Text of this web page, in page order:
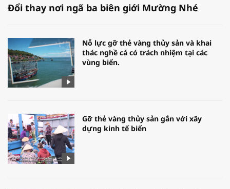
Đổi thay nơi ngã ba biên giới Mường Nhé
Nỗ lực gỡ thẻ vàng thủy sản và khai
thác nghề cá có trách nhiệm tại các
vùng biển.
Gỡ thẻ vàng thủy sản gắn với xây
dựng kinh tế biển